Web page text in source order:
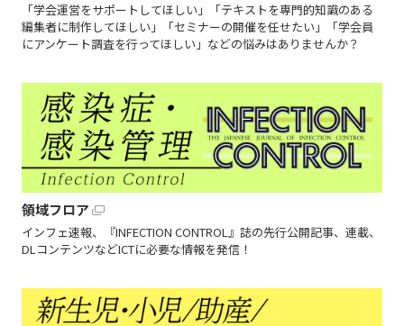
「学会運営をサポートしてほしい」「テキストを専門的知識のある
編集者に制作してほしい」「セミナーの開催を任せたい」「学会員
にアンケート調査を行ってほしい」などの悩みはありませんか？
領域フロア
インフェ速報、『INFECTION CONTROL』誌の先行公開記事、連載、
DLコンテンツなどICTに必要な情報を発信！